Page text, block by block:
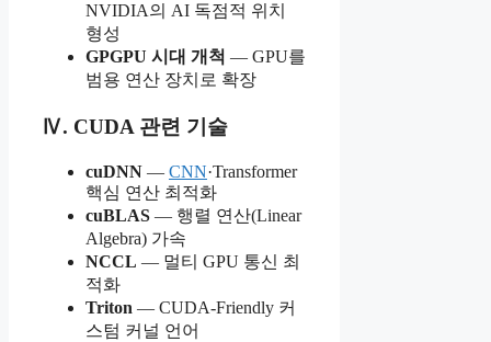
NVIDIA의 AI 독점적 위치
형성
GPGPU 시대 개척 — GPU를
범용 연산 장치로 확장
Ⅳ. CUDA 관련 기술
cuDNN — CNN·Transformer
핵심 연산 최적화
cuBLAS — 행렬 연산(Linear
Algebra) 가속
NCCL — 멀티 GPU 통신 최
적화
Triton — CUDA-Friendly 커
스텀 커널 언어